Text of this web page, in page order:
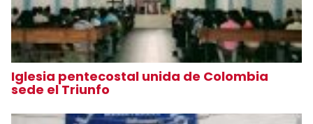
Iglesia pentecostal unida de Colombia
sede el Triunfo